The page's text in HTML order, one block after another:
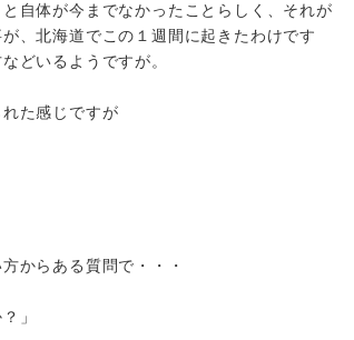
自体が今までなかったことらしく、それが
、北海道でこの１週間に起きたわけです
どいるようですが。
た感じですが
からある質問で・・・
」